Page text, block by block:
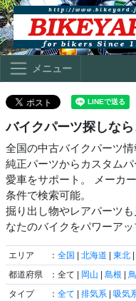
メニュー
バイクパーツ探しなら
全国の中古バイクパーツ情
純正パーツからカスタム
愛車をサポート。 メーカ
条件で検索可能。
掘り出し物やレアパーツ
なたのバイクをパワーアッ
エリア ： 全国 | 北海道 | 東北 |
都道府県
：全て | 岡山 | 島根 |
タイプ
： 全て | 排気系 | 吸気